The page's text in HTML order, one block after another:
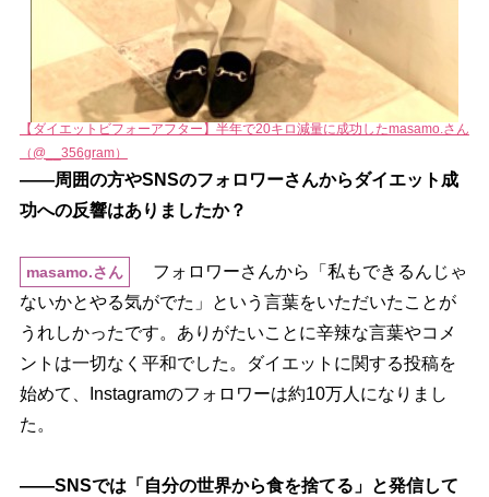
【ダイエットビフォーアフター】半年で20キロ減量に成功したmasamo.さん
（@__356gram）
――周囲の方やSNSのフォロワーさんからダイエット成
功への反響はありましたか？
masamo.さん
フォロワーさんから「私もできるんじゃ
ないかとやる気がでた」という言葉をいただいたことが
うれしかったです。ありがたいことに辛辣な言葉やコメ
ントは一切なく平和でした。ダイエットに関する投稿を
始めて、Instagramのフォロワーは約10万人になりまし
た。
――SNSでは「自分の世界から食を捨てる」と発信して